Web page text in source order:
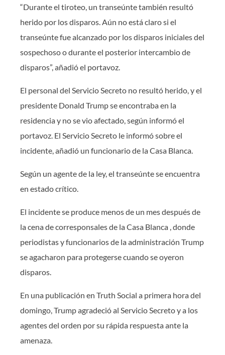
“Durante el tiroteo, un transeúnte también resultó
herido por los disparos. Aún no está claro si el
transeúnte fue alcanzado por los disparos iniciales del
sospechoso o durante el posterior intercambio de
disparos”, añadió el portavoz.
El personal del Servicio Secreto no resultó herido, y el
presidente Donald Trump se encontraba en la
residencia y no se vio afectado, según informó el
portavoz. El Servicio Secreto le informó sobre el
incidente, añadió un funcionario de la Casa Blanca.
Según un agente de la ley, el transeúnte se encuentra
en estado crítico.
El incidente se produce menos de un mes después de
la cena de corresponsales de la Casa Blanca , donde
periodistas y funcionarios de la administración Trump
se agacharon para protegerse cuando se oyeron
disparos.
En una publicación en Truth Social a primera hora del
domingo, Trump agradeció al Servicio Secreto y a los
agentes del orden por su rápida respuesta ante la
amenaza.